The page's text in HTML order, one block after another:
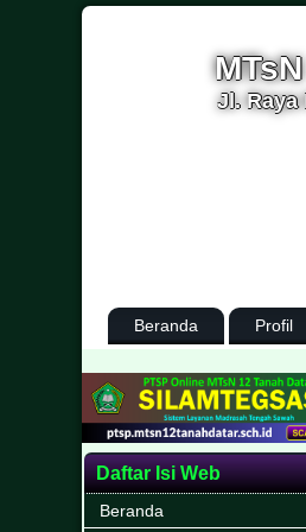
Jl. Raya
Beranda Profil
Daftar Isi Web
Beranda
Kabupaten Tanah Datar, Provinsi